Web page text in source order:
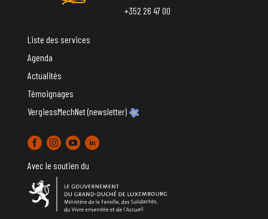
+352 26 47 00
Liste des services
Agenda
Actualités
Témoignages
VergiessMechNet (newsletter)
Avec le soutien du